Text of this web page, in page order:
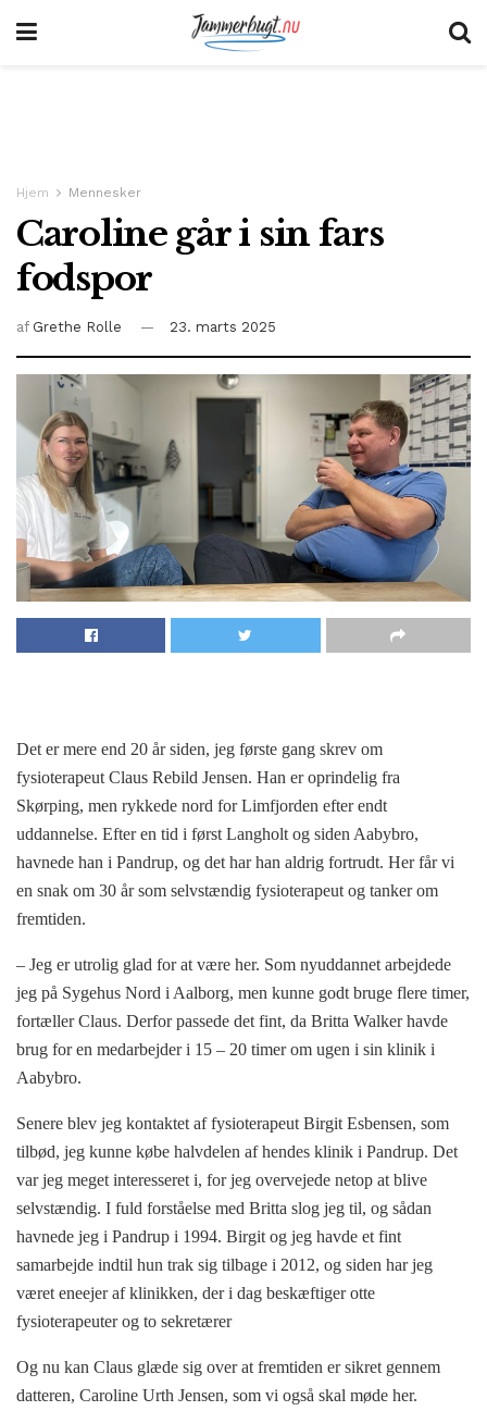
Hjem Mennesker
Caroline går i sin fars
fodspor
af Grethe Rolle 23. marts 2025
Det er mere end 20 år siden, jeg første gang skrev om
fysioterapeut Claus Rebild Jensen. Han er oprindelig fra
Skørping, men rykkede nord for Limfjorden efter endt
uddannelse. Efter en tid i først Langholt og siden Aabybro,
havnede han i Pandrup, og det har han aldrig fortrudt. Her får vi
en snak om 30 år som selvstændig fysioterapeut og tanker om
fremtiden.
– Jeg er utrolig glad for at være her. Som nyuddannet arbejdede
jeg på Sygehus Nord i Aalborg, men kunne godt bruge flere timer,
fortæller Claus. Derfor passede det fint, da Britta Walker havde
brug for en medarbejder i 15 – 20 timer om ugen i sin klinik i
Aabybro.
Senere blev jeg kontaktet af fysioterapeut Birgit Esbensen, som
tilbød, jeg kunne købe halvdelen af hendes klinik i Pandrup. Det
var jeg meget interesseret i, for jeg overvejede netop at blive
selvstændig. I fuld forståelse med Britta slog jeg til, og sådan
havnede jeg i Pandrup i 1994. Birgit og jeg havde et fint
samarbejde indtil hun trak sig tilbage i 2012, og siden har jeg
været eneejer af klinikken, der i dag beskæftiger otte
fysioterapeuter og to sekretærer
Og nu kan Claus glæde sig over at fremtiden er sikret gennem
datteren, Caroline Urth Jensen, som vi også skal møde her.